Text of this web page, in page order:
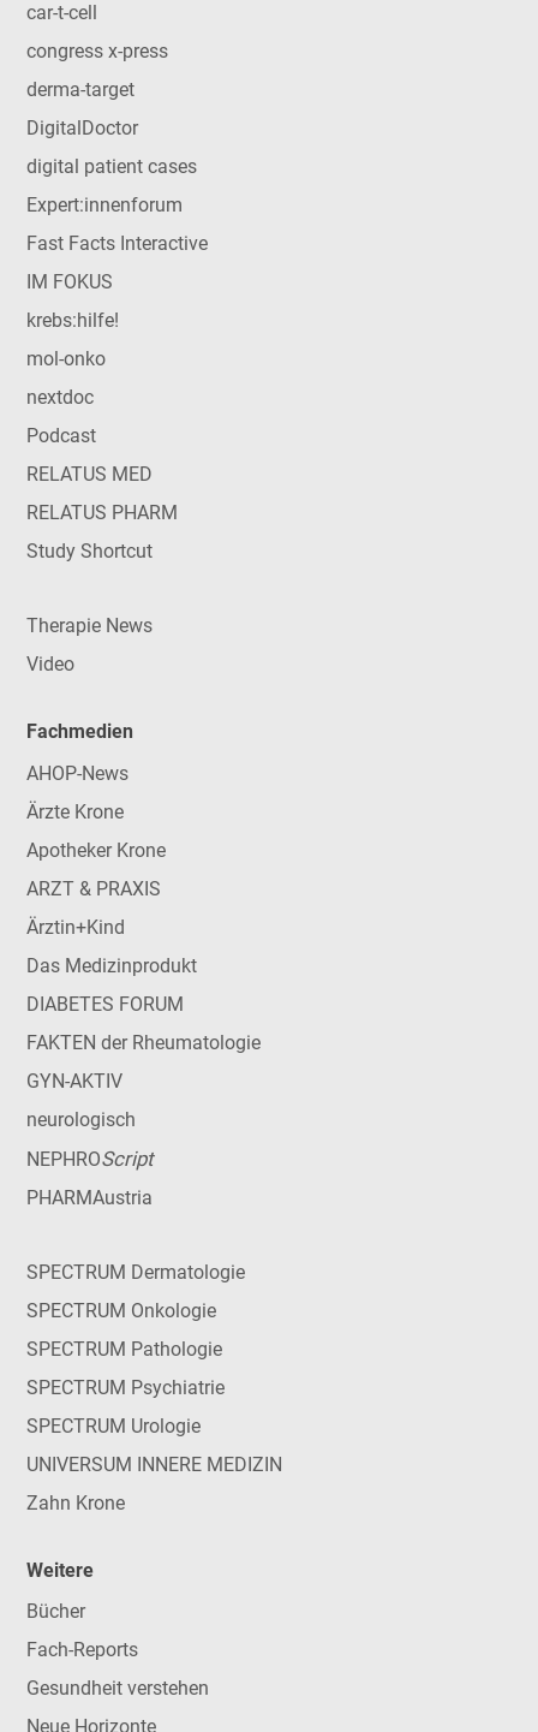
car-t-cell
congress x-press
derma-target
DigitalDoctor
digital patient cases
Expert:innenforum
Fast Facts Interactive
IM FOKUS
krebs:hilfe!
mol-onko
nextdoc
Podcast
RELATUS MED
RELATUS PHARM
Study Shortcut
Therapie News
Video
Fachmedien
AHOP-News
Ärzte Krone
Apotheker Krone
ARZT & PRAXIS
Ärztin+Kind
Das Medizinprodukt
DIABETES FORUM
FAKTEN der Rheumatologie
GYN-AKTIV
neurologisch
NEPHROScript
PHARMAustria
SPECTRUM Dermatologie
SPECTRUM Onkologie
SPECTRUM Pathologie
SPECTRUM Psychiatrie
SPECTRUM Urologie
UNIVERSUM INNERE MEDIZIN
Zahn Krone
Weitere
Bücher
Fach-Reports
Gesundheit verstehen
Neue Horizonte